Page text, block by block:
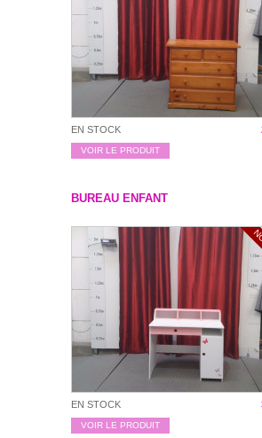
EN STOCK
VOIR LE PRODUIT
BUREAU ENFANT
EN STOCK
VOIR LE PRODUIT